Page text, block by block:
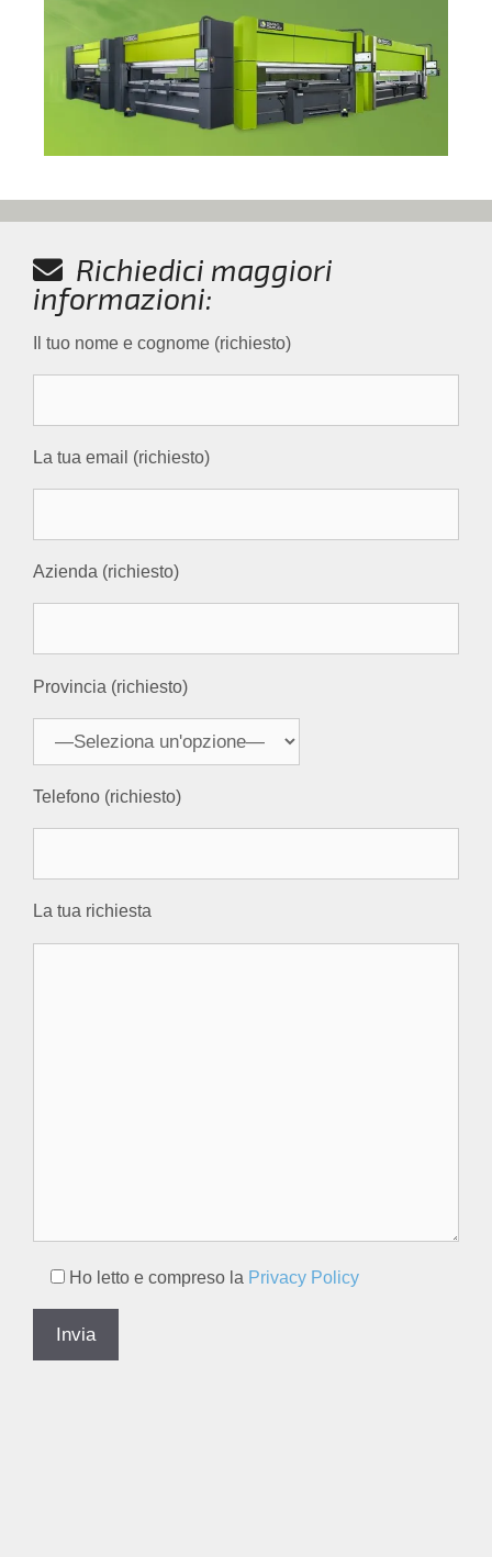
Richiedici maggiori
informazioni:
Il tuo nome e cognome (richiesto)
La tua email (richiesto)
Azienda (richiesto)
Provincia (richiesto)
Telefono (richiesto)
La tua richiesta
Ho letto e compreso la Privacy Policy